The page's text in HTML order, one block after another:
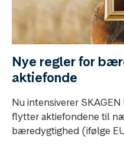
Nye regler for
aktiefonde
Nu intensiverer
flytter aktiefondene til
bæredygtighed (ifølge